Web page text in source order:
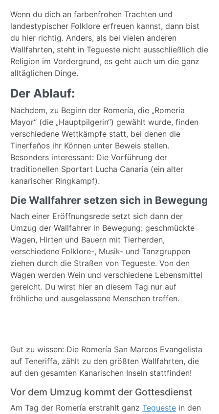
Wenn du dich an farbenfrohen Trachten und
landestypischer Folklore erfreuen kannst, dann bist
du hier richtig. Anders, als bei vielen anderen
Wallfahrten, steht in Tegueste nicht ausschließlich die
Religion im Vordergrund, es geht auch um die ganz
alltäglichen Dinge.
Der Ablauf:
Nachdem, zu Beginn der Romería, die „Romería
Mayor“ (die „Hauptpilgerin“) gewählt wurde, finden
verschiedene Wettkämpfe statt, bei denen die
Tinerfeños ihr Können unter Beweis stellen.
Besonders interessant: Die Vorführung der
traditionellen Sportart Lucha Canaria (ein alter
kanarischer Ringkampf).
Die Wallfahrer setzen sich in Bewegung
Nach einer Eröffnungsrede setzt sich dann der
Umzug der Wallfahrer in Bewegung: geschmückte
Wagen, Hirten und Bauern mit Tierherden,
verschiedene Folklore-, Musik- und Tanzgruppen
ziehen durch die Straßen von Tegueste. Von den
Wagen werden Wein und verschiedene Lebensmittel
gereicht. Du wirst hier an diesem Tag nur auf
fröhliche und ausgelassene Menschen treffen.
Gut zu wissen: Die Romería San Marcos Evangelista
auf Teneriffa, zählt zu den größten Wallfahrten, die
auf den gesamten Kanarischen Inseln stattfinden!
Vor dem Umzug kommt der Gottesdienst
Am Tag der Romería erstrahlt ganzTegueste in den